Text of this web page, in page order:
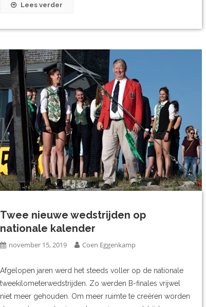
Lees verder
Twee nieuwe wedstrijden op
nationale kalender
november 15, 2019 Coen Eggenkamp
Afgelopen jaren werd het steeds voller op de nationale
tweekilometerwedstrijden. Zo werden B-finales vrijwel
niet meer gehouden. Om meer ruimte te creëren worden